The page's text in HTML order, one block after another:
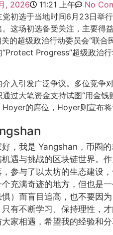
, 2026 11:21 上午
No
党初选于当地时间6月23日举
这场初选备受关注，主要得
的超级政治行动委员会“联
Progress”超级政治
入引发广泛争议。多位竞争
过大笔资金支持试图“用金
的席位，Hoyer则宣布将
好，我是 Yangshan，币圈
机遇与挑战的区块链世界。
，参与了以太坊的生态建设
个充满奇迹的地方，但也是
惧）而盲目追高，也不要因
只有不断学习、保持理性，
大家相遇，希望我的经验和分